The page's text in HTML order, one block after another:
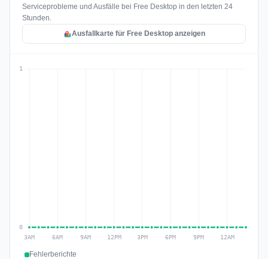
Serviceprobleme und Ausfälle bei Free Desktop in den letzten 24
Stunden.
Ausfallkarte für Free Desktop anzeigen
Fehlerberichte